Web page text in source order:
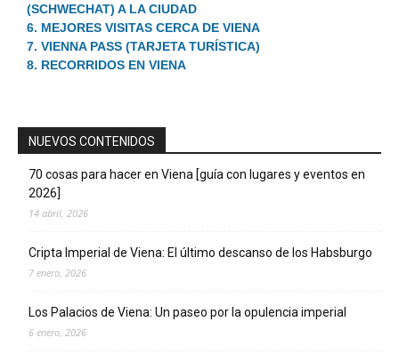
(SCHWECHAT) A LA CIUDAD
6. MEJORES VISITAS CERCA DE VIENA
7. VIENNA PASS (TARJETA TURÍSTICA)
8. RECORRIDOS EN VIENA
NUEVOS CONTENIDOS
70 cosas para hacer en Viena [guía con lugares y eventos en
2026]
14 abril, 2026
Cripta Imperial de Viena: El último descanso de los Habsburgo
7 enero, 2026
Los Palacios de Viena: Un paseo por la opulencia imperial
6 enero, 2026